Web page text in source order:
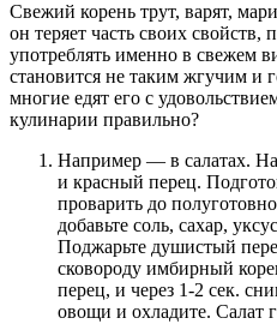
Свежий корень трут, варят,
он теряет часть своих свойств,
употреблять именно в свежем
становится не таким жгучим и
многие едят его с
кулинарии правильно?
Например — в салатах.
и красный перец.
проварить до
добавьте соль, сахар,
Поджарьте душистый
сковороду имбирный
перец, и через 1-2 сек.
овощи и охладите. Салат